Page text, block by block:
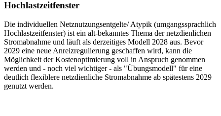
Hochlastzeitfenster
Die individuellen Netznutzungsentgelte/ Atypik (umgangssprachlich
Hochlastzeitfenster) ist ein alt-bekanntes Thema der netzdienlichen
Stromabnahme und läuft als derzeitiges Modell 2028 aus. Bevor
2029 eine neue Anreizregulierung geschaffen wird, kann die
Möglichkeit der Kostenoptimierung voll in Anspruch genommen
werden und - noch viel wichtiger - als "Übungsmodell" für eine
deutlich flexiblere netzdienliche Stromabnahme ab spätestens 2029
genutzt werden.